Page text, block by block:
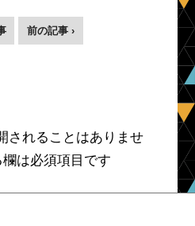
前の記事 ›
されることはありませ
は必須項目です